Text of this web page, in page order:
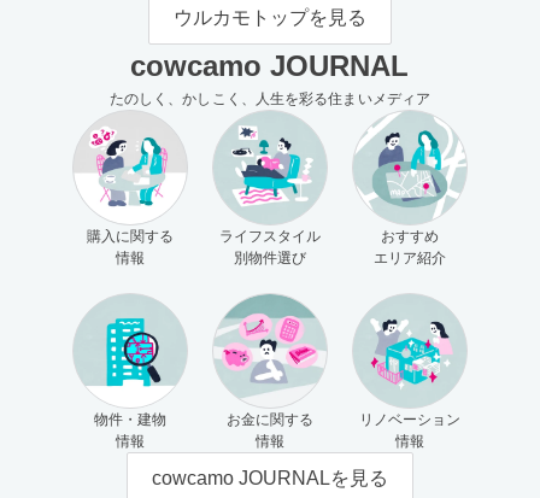
ウルカモトップを見る
cowcamo JOURNAL
たのしく、かしこく、人生を彩る住まいメディア
購入に関する
情報
ライフスタイル
別物件選び
おすすめ
エリア紹介
物件・建物
情報
お金に関する
情報
リノベーション
情報
cowcamo JOURNALを見る